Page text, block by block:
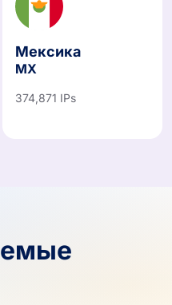
Мексика
MX
374,871 IPs